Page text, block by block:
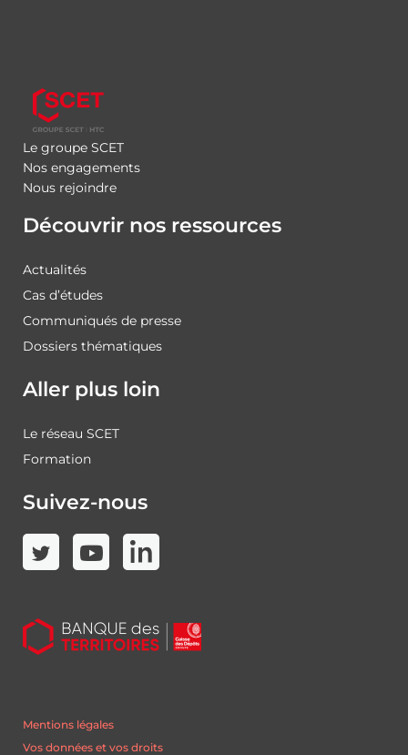
Le groupe SCET
Nos engagements
Nous rejoindre
Découvrir nos ressources
Actualités
Cas d’études
Communiqués de presse
Dossiers thématiques
Aller plus loin
Le réseau SCET
Formation
Suivez-nous
Mentions légales
Vos données et vos droits